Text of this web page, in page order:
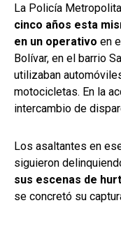
La Policía
cinco años esta
en un operativo en
Bolívar, en el barrio
utilizaban
motocicletas. En la
intercambio de
Los asaltantes en
siguieron
sus escenas de
se concretó su